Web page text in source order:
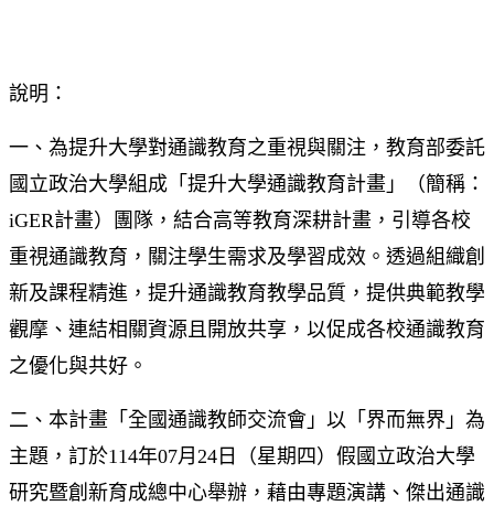
說明：
一、為提升大學對通識教育之重視與關注，教育部委託
國立政治大學組成「提升大學通識教育計畫」（簡稱：
iGER計畫）團隊，結合高等教育深耕計畫，引導各校
重視通識教育，關注學生需求及學習成效。透過組織創
新及課程精進，提升通識教育教學品質，提供典範教學
觀摩、連結相關資源且開放共享，以促成各校通識教育
之優化與共好。
二、本計畫「全國通識教師交流會」以「界而無界」為
主題，訂於114年07月24日（星期四）假國立政治大學
研究暨創新育成總中心舉辦，藉由專題演講、傑出通識